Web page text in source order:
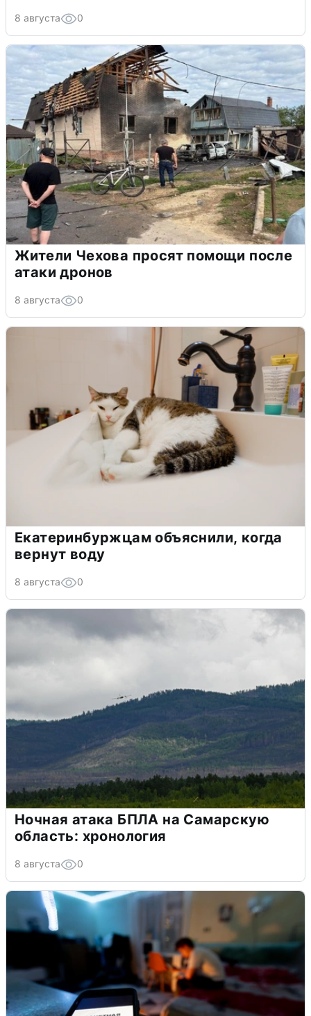
8 августа 0
Жители Чехова просят помощи после
атаки дронов
8 августа 0
Екатеринбуржцам объяснили, когда
вернут воду
8 августа 0
Ночная атака БПЛА на Самарскую
область: хронология
8 августа 0